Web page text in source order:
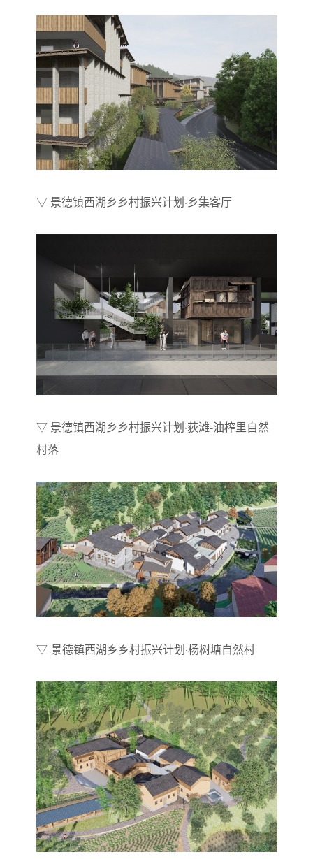
▽ 景德镇西湖乡乡村振兴计划·乡集客厅
▽ 景德镇西湖乡乡村振兴计划·荻滩-油榨里自然
村落
▽ 景德镇西湖乡乡村振兴计划·杨树塘自然村